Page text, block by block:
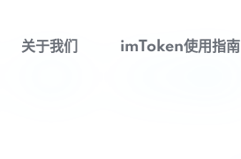
关于我们 imToken使用指南